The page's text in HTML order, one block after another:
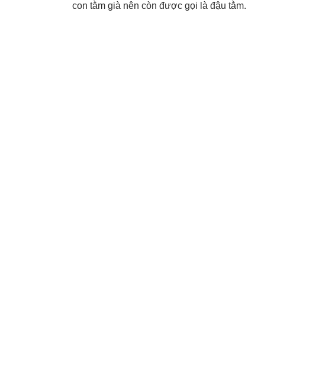
con tằm già nên còn được gọi là đậu tằm.